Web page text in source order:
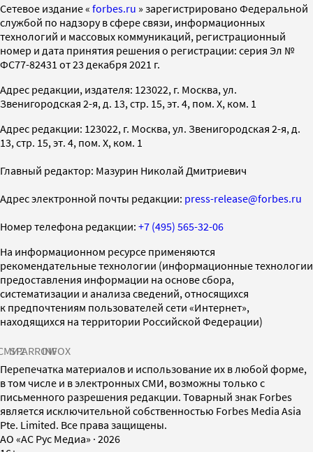
Cетевое издание « forbes.ru » зарегистрировано Федеральной
службой по надзору в сфере связи, информационных
технологий и массовых коммуникаций, регистрационный
номер и дата принятия решения о регистрации: серия Эл №
ФС77-82431 от 23 декабря 2021 г.
Адрес редакции, издателя: 123022, г. Москва, ул.
Звенигородская 2-я, д. 13, стр. 15, эт. 4, пом. X, ком. 1
Адрес редакции: 123022, г. Москва, ул. Звенигородская 2-я, д.
13, стр. 15, эт. 4, пом. X, ком. 1
Главный редактор: Мазурин Николай Дмитриевич
Адрес электронной почты редакции: press-release@forbes.ru
Номер телефона редакции: +7 (495) 565-32-06
На информационном ресурсе применяются
рекомендательные технологии (информационные технологии
предоставления информации на основе сбора,
систематизации и анализа сведений, относящихся
к предпочтениям пользователей сети «Интернет»,
находящихся на территории Российской Федерации)
SPARROWINFOX
Перепечатка материалов и использование их в любой форме,
в том числе и в электронных СМИ, возможны только с
письменного разрешения редакции. Товарный знак Forbes
является исключительной собственностью Forbes Media Asia
Pte. Limited. Все права защищены.
AO «АС Рус Медиа» · 2026